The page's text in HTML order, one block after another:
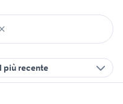
più recente